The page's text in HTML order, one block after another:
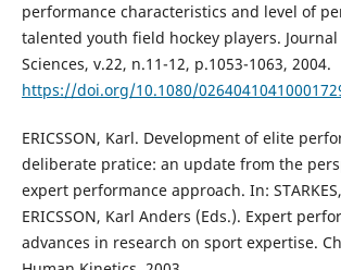
performance characteristics and level of
talented youth field hockey players.
Sciences, v.22, n.11-12, p.1053-1063, 2004.
https://doi.org/10.1080/
ERICSSON, Karl. Development of elite
deliberate pratice: an update from the
expert performance approach. In:
ERICSSON, Karl Anders (Eds.). Expert
advances in research on sport expertise.